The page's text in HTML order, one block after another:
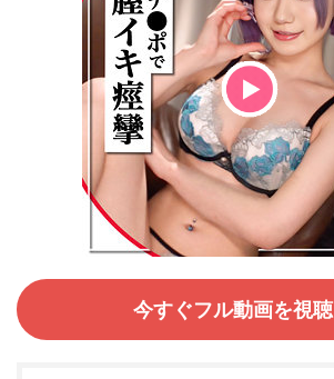
今すぐフル動画を視聴